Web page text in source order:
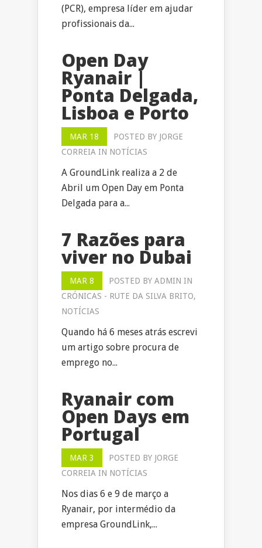
(PCR), empresa líder em ajudar
profissionais da...
Open Day
Ryanair |
Ponta Delgada,
Lisboa e Porto
MAR 18 POSTED BY JORGE
CORREIA IN NOTÍCIAS
A GroundLink realiza a 2 de
Abril um Open Day em Ponta
Delgada para a...
7 Razões para
viver no Dubai
MAR 8 POSTED BY ADMIN IN
CRÓNICAS - RUTE DA SILVA BRITO,
NOTÍCIAS
Quando há 6 meses atrás escrevi
um artigo sobre procura de
emprego no...
Ryanair com
Open Days em
Portugal
MAR 3 POSTED BY JORGE
CORREIA IN NOTÍCIAS
Nos dias 6 e 9 de março a
Ryanair, por intermédio da
empresa GroundLink,...